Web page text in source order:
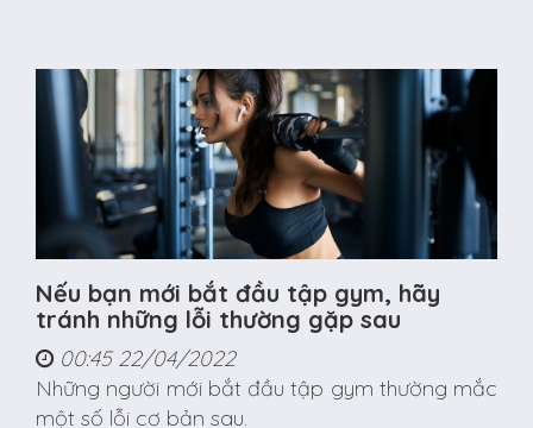
Nếu bạn mới bắt đầu tập gym, hãy
tránh những lỗi thường gặp sau
00:45 22/04/2022
Những người mới bắt đầu tập gym thường mắc
một số lỗi cơ bản sau.